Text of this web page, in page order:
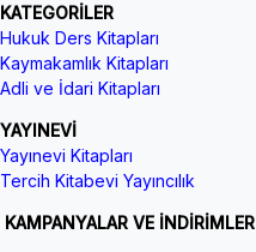
KATEGORİLER
Hukuk Ders Kitapları
Kaymakamlık Kitapları
Adli ve İdari Kitapları
YAYINEVİ
Yayınevi Kitapları
Tercih Kitabevi Yayıncılık
KAMPANYALAR VE İNDİRİMLER